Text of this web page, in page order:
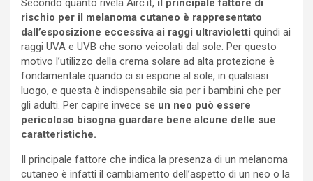
Secondo quanto rivela Airc.it, il principale fattore di
rischio per il melanoma cutaneo è rappresentato
dall’esposizione eccessiva ai raggi ultravioletti quindi ai
raggi UVA e UVB che sono veicolati dal sole. Per questo
motivo l’utilizzo della crema solare ad alta protezione è
fondamentale quando ci si espone al sole, in qualsiasi
luogo, e questa è indispensabile sia per i bambini che per
gli adulti. Per capire invece se un neo può essere
pericoloso bisogna guardare bene alcune delle sue
caratteristiche.
Il principale fattore che indica la presenza di un melanoma
cutaneo è infatti il cambiamento dell’aspetto di un neo o la